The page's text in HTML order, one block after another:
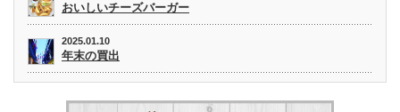
おいしいチーズバーガー
2025.01.10
年末の買出